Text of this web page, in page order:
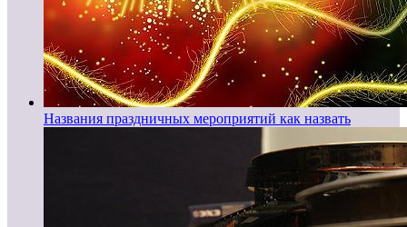
Названия праздничных мероприятий как назвать